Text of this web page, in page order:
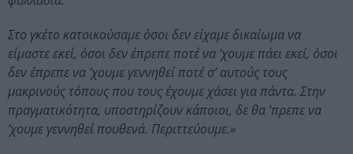
Στο γκέτο κατοικούσαμε όσοι δεν είχαμε δικαίωμα να
είμαστε εκεί, όσοι δεν έπρεπε ποτέ να ’χουμε πάει εκεί, όσοι
δεν έπρεπε να ’χουμε γεννηθεί ποτέ σ’ αυτούς τους
μακρινούς τόπους που τους έχουμε χάσει για πάντα. Στην
πραγματικότητα, υποστηρίζουν κάποιοι, δε θα ’πρεπε να
’χουμε γεννηθεί πουθενά. Περιττεύουμε.»